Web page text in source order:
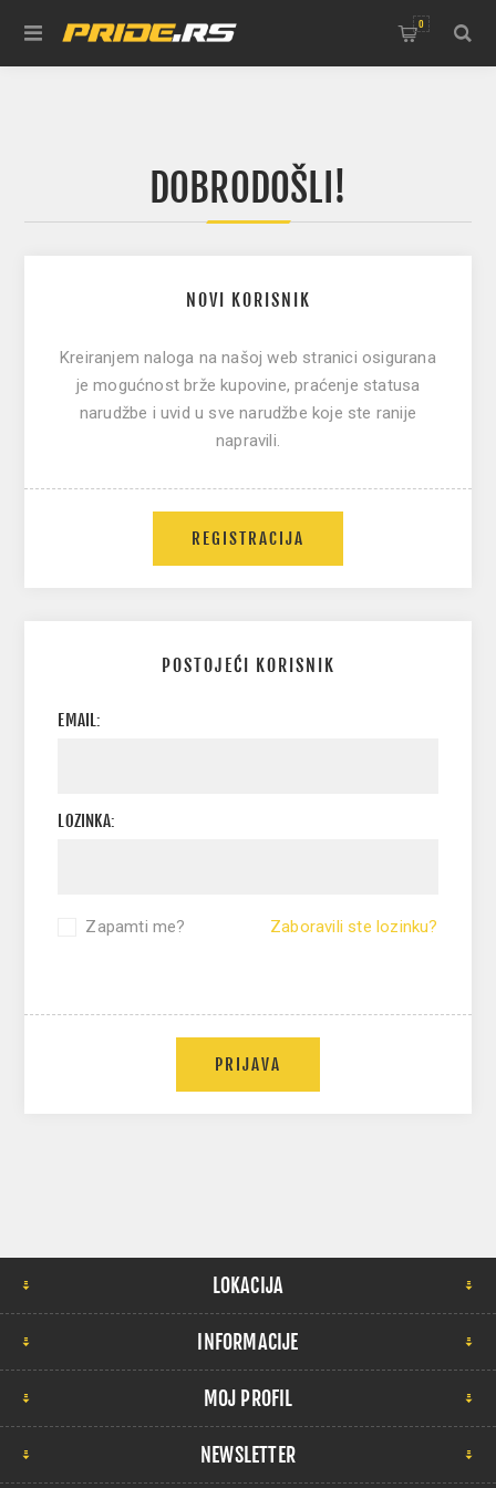
0
DOBRODOŠLI!
NOVI KORISNIK
Kreiranjem naloga na našoj web stranici osigurana
je mogućnost brže kupovine, praćenje statusa
narudžbe i uvid u sve narudžbe koje ste ranije
napravili.
POSTOJEĆI KORISNIK
EMAIL:
LOZINKA:
Zapamti me? Zaboravili ste lozinku?
LOKACIJA
INFORMACIJE
MOJ PROFIL
NEWSLETTER